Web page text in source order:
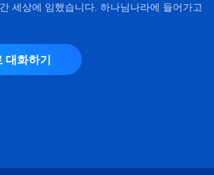
세상에 임했습니다. 하나님나라에 들어가고
대화하기